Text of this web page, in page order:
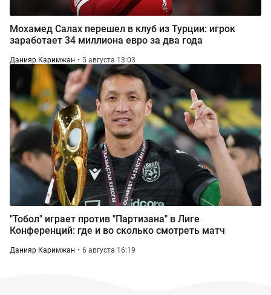
Мохамед Салах перешел в клуб из Турции: игрок
заработает 34 миллиона евро за два года
Данияр Каримжан 5 августа 13:03
"Тобол" играет против "Партизана" в Лиге
Конференций: где и во сколько смотреть матч
Данияр Каримжан 6 августа 16:19